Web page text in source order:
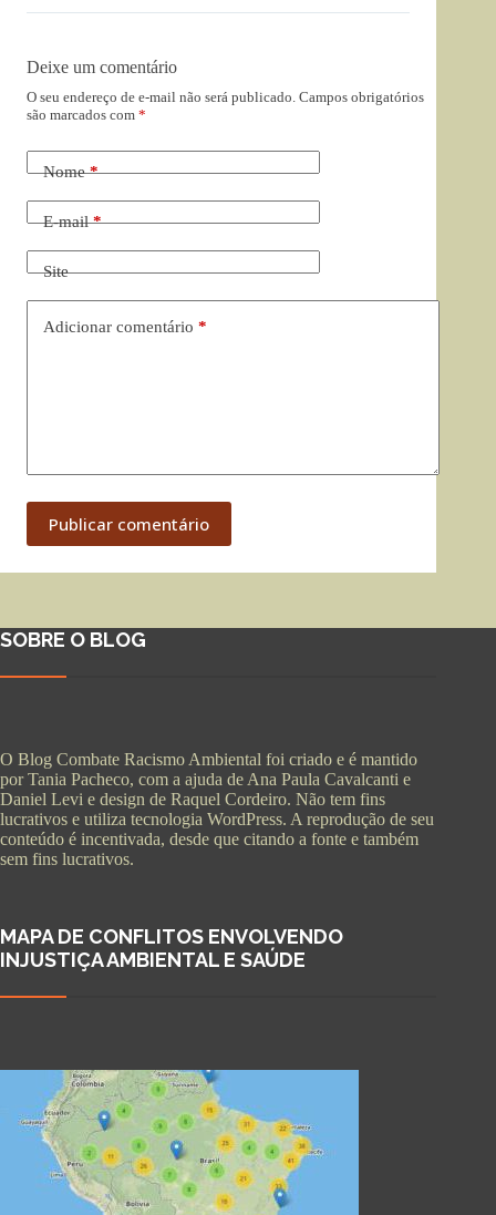
Deixe um comentário
O seu endereço de e-mail não será publicado. Campos obrigatórios
são marcados com *
Nome*
E-mail*
Site
Adicionar comentário *
Publicar comentário
SOBRE O BLOG
O Blog Combate Racismo Ambiental foi criado e é mantido
por Tania Pacheco, com a ajuda de Ana Paula Cavalcanti e
Daniel Levi e design de Raquel Cordeiro. Não tem fins
lucrativos e utiliza tecnologia WordPress. A reprodução de seu
conteúdo é incentivada, desde que citando a fonte e também
sem fins lucrativos.
MAPA DE CONFLITOS ENVOLVENDO
INJUSTIÇA AMBIENTAL E SAÚDE